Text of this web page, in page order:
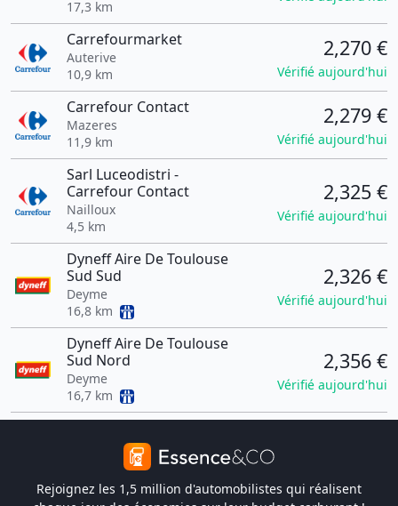
17,3 km
Carrefourmarket
Auterive
10,9 km
2,270 €
Vérifié aujourd'hui
Carrefour Contact
Mazeres
11,9 km
2,279 €
Vérifié aujourd'hui
Sarl Luceodistri -
Carrefour Contact
Nailloux
4,5 km
2,325 €
Vérifié aujourd'hui
Dyneff Aire De Toulouse
Sud Sud
Deyme
16,8 km
2,326 €
Vérifié aujourd'hui
Dyneff Aire De Toulouse
Sud Nord
Deyme
16,7 km
2,356 €
Vérifié aujourd'hui
Rejoignez les 1,5 million d'automobilistes qui réalisent